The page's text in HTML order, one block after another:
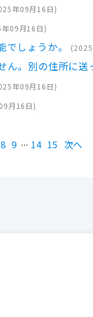
年09月16日)
09月16日)
しょうか。 (
。別の住所に送
年09月16日)
月16日)
8 9 14 15 次へ